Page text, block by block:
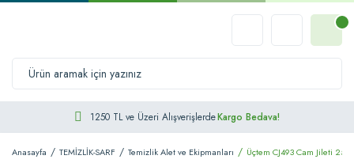
1250 TL ve Üzeri AlışverişlerdeKargo Bedava!
Anasayfa TEMİZLİK-SARF Temizlik Alet ve Ekipmanları Üçtem CJ493 Cam Jileti 25'li